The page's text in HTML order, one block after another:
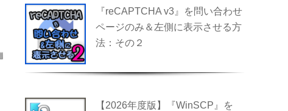
『reCAPTCHA v3』を問い合わせ
ページのみ＆左側に表示させる方
法：その２
【2026年度版】『WinSCP』を